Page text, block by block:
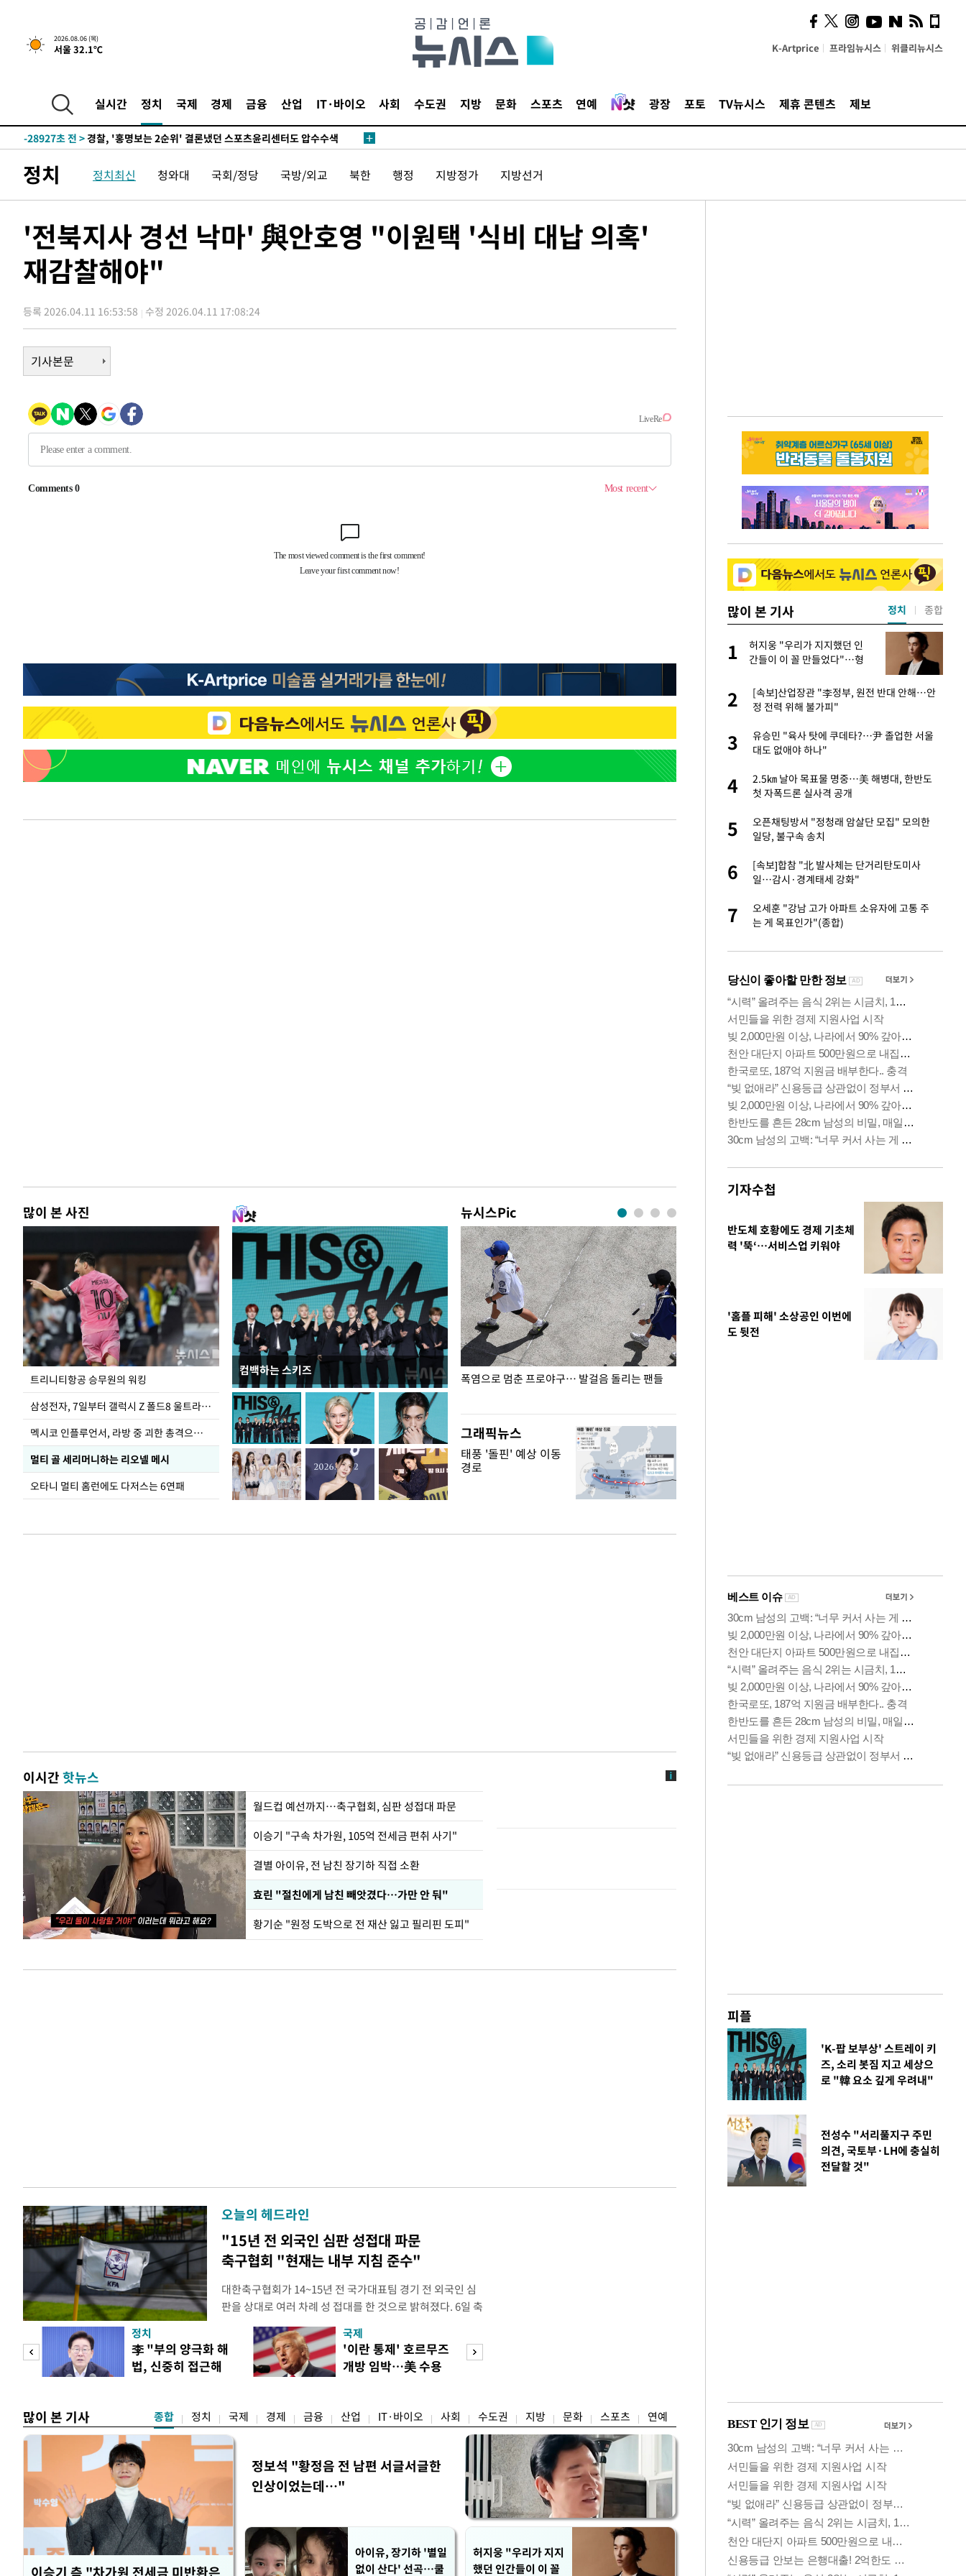
2026.08.06 (목)
서울 32.1℃ K-Artprice 프라임뉴시스 위클리뉴시스
실시간 정치 국제 경제 금융 산업 IT·바이오 사회 수도권 지방 문화 스포츠 연예 광장 포토 TV뉴시스 제휴 콘텐츠 제보
1시간 전 >내일까지 39도 '펄펄'…기상청 "태풍 지나며 폭염 잠시 꺾인다"
-32013초 전 >'월드컵 탈락 후폭풍' 축구협회…11시간 걸린 초유의 압수수색(종
-30242초 전 >
축구협회, 15년 전 심판 성 접대 파문에 "현재는 내부 지침 준수"
-28927초 전 >
-14523초 전 >[속보]합참 "北 발사체는 단거리탄도미사일…감시·경계태세 강
-12701초 전 >
[속보] SKT, 에이닷 서비스 장애 발생…"원인 파악 중"
-12107초 전 >[속보]합참 "북, 동해상으로 미상 발사체 발사"
-11462초 전 >[속보]7~9일 프로야구 3연전도 폭염 취소…11일 재개
-11124초 전 >"韓 외환시장 개입 관측 배경엔 美의 대한국 무역적자 있어"
-10951초 전 >'월드컵 탈락 후폭풍' 축구협회…초유의 압수수색에 '충격·당황'
-10353초 전 >[속보]종합특검, 대검 추가 압수수색…내란 중요임무종사 혐의
-6378초 전 >
[속보]코스피, 301.88포인트(4.58%) 내린 6296.38 마감
-6243초 전 >[속보]원·달러 환율, 0.7원 내린 1423.8원 마감
-3842초 전 > "여기 떨어졌다"…다누리, 스페이스X 로켓 달 충돌 흔적 포착
-887초 전 >손흥민, 5경기 연속골 실패…LAFC는 승부차기 끝 과달라하라 격파
[속보]합참 "北 발사체는 단거리탄도미사일…감시·경계태세 강
日방위성, 北이 동해로 쏜 발사체는 탄도미사일 가능성
-11124초 전 >"韓 외환시장 개입 관측 배경엔 美의 대한국 무역적자 있어"
-10951초 전 >
'월드컵 탈락 후폭풍' 축구협회…초유의 압수수색에 '충격·당황'
-10353초 전 > [속보]종합특검, 대검 추가 압수수색…내란 중요임무종사 혐의
-6448초 전 >[속보]코스닥, 800p 회복…0.26% 오른 801.67 마감
-6378초 전 >
[속보]코스피, 301.88포인트(4.58%) 내린 6296.38 마감
-6243초 전 >[속보]원·달러 환율, 0.7원 내린 1423.8원 마감
-887초 전 >손흥민, 5경기 연속골 실패…LAFC는 승부차기 끝 과달라하라 격파
정치 정치최신 청와대 국회/정당 국방/외교 북한 행정 지방정가 지방선거
'전북지사 경선 낙마' 與안호영 "이원택 '식비 대납 의혹'
재감찰해야"
등록 2026.04.11 16:53:58 수정 2026.04.11 17:08:24
기사본문
많이 본 사진
트리니티항공 승무원의 워킹
삼성전자, 7일부터 갤럭시 Z 폴드8 울트라·폴드8·플립8 출시
멕시코 인플루언서, 라방 중 괴한 총격으로 사망
멀티 골 세리머니하는 리오넬 메시
오타니 멀티 홈런에도 다저스는 6연패
컴백하는 스키즈
뉴시스Pic
입추 하루 앞둔 전남광주… 열화상 카메라에 담긴
폭염
폭염으로 멈춘 프로야구… 발걸음 돌리는 팬들
그래픽뉴스
태풍 '돌핀' 예상 이동
경로
이시간핫뉴스
월드컵 예선까지…축구협회, 심판 성접대 파문
이승기 "구속 차가원, 105억 전세금 편취 사기"
결별 아이유, 전 남친 장기하 직접 소환
효린 "절친에게 남친 빼앗겼다…가만 안 둬"
황기순 "원정 도박으로 전 재산 잃고 필리핀 도피"
오늘의 헤드라인
"15년 전 외국인 심판 성접대 파문
축구협회 "현재는 내부 지침 준수"
대한축구협회가 14~15년 전 국가대표팀 경기 전 외국인 심
판을 상대로 여러 차례 성 접대를 한 것으로 밝혀졌다. 6일 축
구계에 따르면 국회의 한 의원실은 축구협회가 2011~2012
년 국제심판 10여 명에게 성 접대한 사실을 확인했다. 당시
축구협회는 외국인 심판과 감독관 등 10여 명에게 한 번에
수십만원에서 많게는 100만원이 넘는 돈을 성
정치
李 "부의 양극화 해
법, 신중히 접근해
국제
'이란 통제' 호르무즈
개방 임박…美 수용
많이 본 기사 종합 정치 국제 경제 금융 산업 IT·바이오 사회 수도권 지방 문화 스포츠 연예
이승기 측 "차가원 전세금 미반환은
정보석 "황정음 전 남편 서글서글한
인상이었는데…"
아이유, 장기하 '별일
없이 산다' 선곡…쿨
허지웅 "우리가 지지
했던 인간들이 이 꼴
많이 본 기사
벌 원해"
2
정보석 "황정음 전 남편 서글서글한 인상이
었는데…"
3
아이유, 장기하 '별일 없이 산다' 선곡…쿨한
일상 공개
4
허지웅 "우리가 지지했던 인간들이 이 꼴 만
5
김혜수 "우린 돈 받고 일하는 프리랜서…받
1
허지웅 "우리가 지지했던 인
간들이 이 꼴 만들었다"…형
2
[속보]산업장관 "李정부, 원전 반대 안해…안
정 전력 위해 불가피"
3
유승민 "육사 탓에 쿠데타?…尹 졸업한 서울
대도 없애야 하나"
4
2.5㎞ 날아 목표물 명중…美 해병대, 한반도
첫 자폭드론 실사격 공개
5
오픈채팅방서 "정청래 암살단 모집" 모의한
일당, 불구속 송치
6
[속보]합참 "北 발사체는 단거리탄도미사
일…감시·경계태세 강화"
7
오세훈 "강남 고가 아파트 소유자에 고통 주
는 게 목표인가"(종합)
정치 종합
기자수첩
반도체 호황에도 경제 기초체
력 '뚝‘…서비스업 키워야
'홈플 피해' 소상공인 이번에
도 뒷전
피플
'K-팝 보부상' 스트레이 키
즈, 소리 봇짐 지고 세상으
로 "韓 요소 깊게 우려내"
전성수 "서리풀지구 주민
의견, 국토부·LH에 충실히
전달할 것"